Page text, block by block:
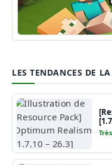
Guide Minecraft
LES TENDANCES DE